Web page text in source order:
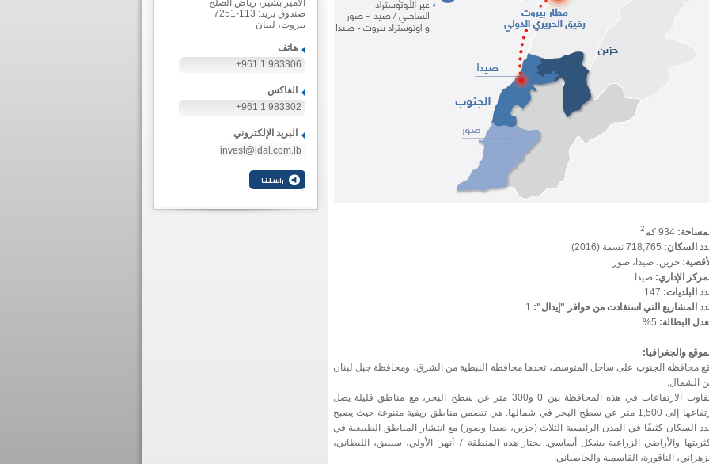
934 كم2
السكان: 718,765 نسمة (2016)
جزين، صيدا، صور
الإداري:صيدا
البلديات: 147
المشاريع التي استفادت من حوافز "إيدال":
البطالة: 5%
والجغرافيا:
محافظة الجنوب على ساحل المتوسط، تحدها محافظة النبطية من الشرق، ومحافظة جبل لبنان
الشمال.
تتفاوت الارتفاعات في هذه المحافظة بين 0 و300 متر عن سطح البحر، مع مناطق قليلة يصل
ارتفاعها إلى 1,500 متر عن سطح البحر في شمالها. هي تتضمن مناطق ريفية متنوعة حيث يصبح
السكان كثيفًا في المدن الرئيسية الثلاث (جزين، صيدا وصور) مع انتشار المناطق الطبيعية في
أكثريتها والأراضي الزراعية بشكل أساسي. يجتاز هذه المنطقة 7 أنهر: الأولي، سينيق، الليطاني،
الناقورة، القاسمية والحاصباني.
الأمير بشير، رياض الصلح
صندوق بريد: 113-7251
بيروت، لبنان
هاتف
+961 1 983306
الفاكس
+961 1 983302
البريد الإلكتروني
invest@idal.com.lb